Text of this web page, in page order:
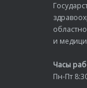
и
Часы
Пн-Пт